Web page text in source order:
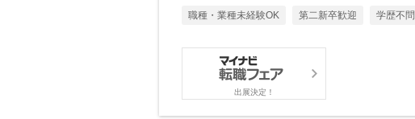
職種・業種未経験OK 第二新卒歓迎 学歴不問
出展決定！